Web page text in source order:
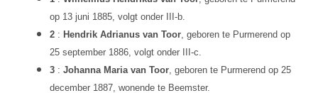
op 13 juni 1885, volgt onder III-b.
2 : Hendrik Adrianus van Toor, geboren te Purmerend op
25 september 1886, volgt onder III-c.
3 : Johanna Maria van Toor, geboren te Purmerend op 25
december 1887, wonende te Beemster.